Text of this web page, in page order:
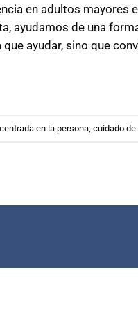
en adultos
ayudamos de una
ayudar, sino que
en la persona cuidado de